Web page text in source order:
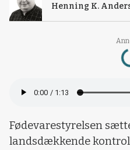
Henning K.
Fødevarestyrelsen
landsdækkende